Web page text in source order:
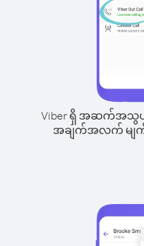
Viber ရှိ အဆက်အသွယ်
အချက်အလက် မျက်နှ